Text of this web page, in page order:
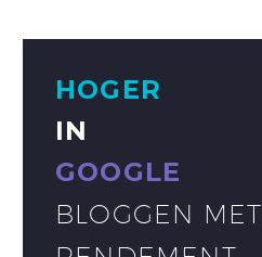
HOGER
IN
GOOGLE
BLOGGEN MET